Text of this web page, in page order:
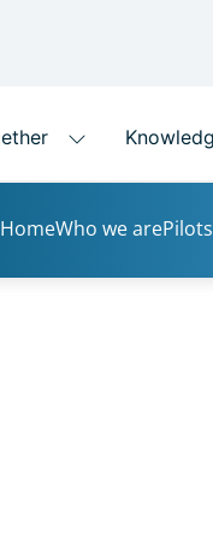
HomeWho we arePilots